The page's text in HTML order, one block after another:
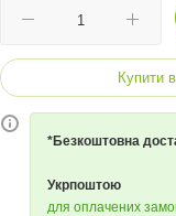
Купити
*Безкоштовна
Укрпоштою
для оплачених